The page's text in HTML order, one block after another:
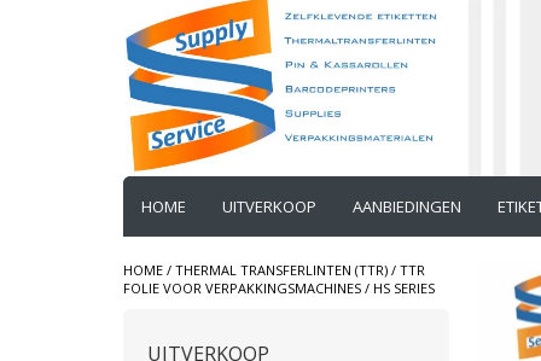
HOME UITVERKOOP AANBIEDINGEN
HOME / THERMAL TRANSFERLINTEN (TTR) / TTR
FOLIE VOOR VERPAKKINGSMACHINES / HS SERIES
UITVERKOOP